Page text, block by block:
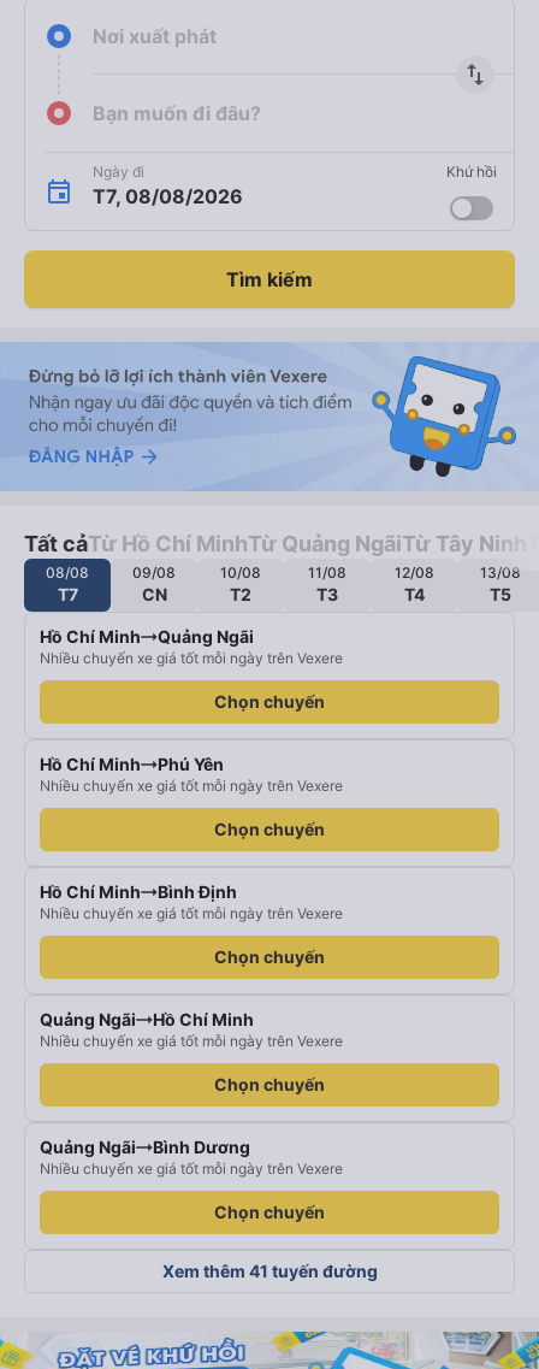
Nơi xuất phát
import_export
Bạn muốn đi đâu?
Ngày đi
T7, 08/08/2026
Khứ hồi
Tìm kiếm
Tất cảTừ Hồ Chí MinhTừ Quảng NgãiTừ Tây Ninh
08/08
T7
09/08
CN
10/08
T2
11/08
T3
12/08
T4
13/08
T5
Hồ Chí Minh Quảng Ngãi
Nhiều chuyến xe giá tốt mỗi ngày trên Vexere
Chọn chuyến
Hồ Chí Minh Phú Yên
Nhiều chuyến xe giá tốt mỗi ngày trên Vexere
Chọn chuyến
Hồ Chí Minh Bình Định
Nhiều chuyến xe giá tốt mỗi ngày trên Vexere
Chọn chuyến
Quảng Ngãi Hồ Chí Minh
Nhiều chuyến xe giá tốt mỗi ngày trên Vexere
Chọn chuyến
Quảng Ngãi Bình Dương
Nhiều chuyến xe giá tốt mỗi ngày trên Vexere
Chọn chuyến
Xem thêm 41 tuyến đường